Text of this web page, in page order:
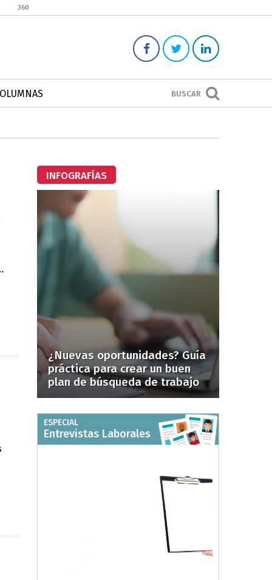
360
BUSCAR
INFOGRAFÍAS
¿Nuevas oportunidades? Guía
práctica para crear un buen
plan de búsqueda de trabajo
ESPECIAL
Entrevistas Laborales